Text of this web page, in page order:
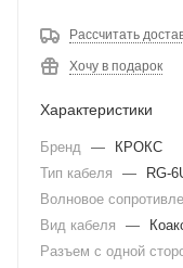
Рассчитать
Хочу в подарок
Характеристики
Бренд —
КРОКС
Тип кабеля
—
RG-
Волновое
Вид кабеля
—
Разъем с одной